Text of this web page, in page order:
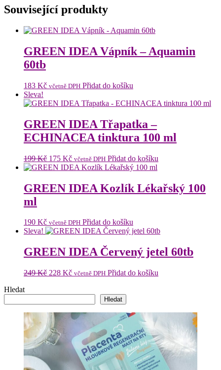
Související produkty
GREEN IDEA Vápník – Aquamin
60tb
183 Kč včetně DPH Přidat do košíku
Sleva!
GREEN IDEA Třapatka –
ECHINACEA tinktura 100 ml
199Kč Původní
cena
199 Kč.
175 KčAktuální
cena
175 Kč.
včetně DPH Přidat do košíku
GREEN IDEA Kozlík Lékařský 100
ml
190 Kč včetně DPH Přidat do košíku
Sleva!
GREEN IDEA Červený jetel 60tb
249Kč Původní
228 KčAktuální
včetně DPH Přidat do košíku
Hledat
Hledat